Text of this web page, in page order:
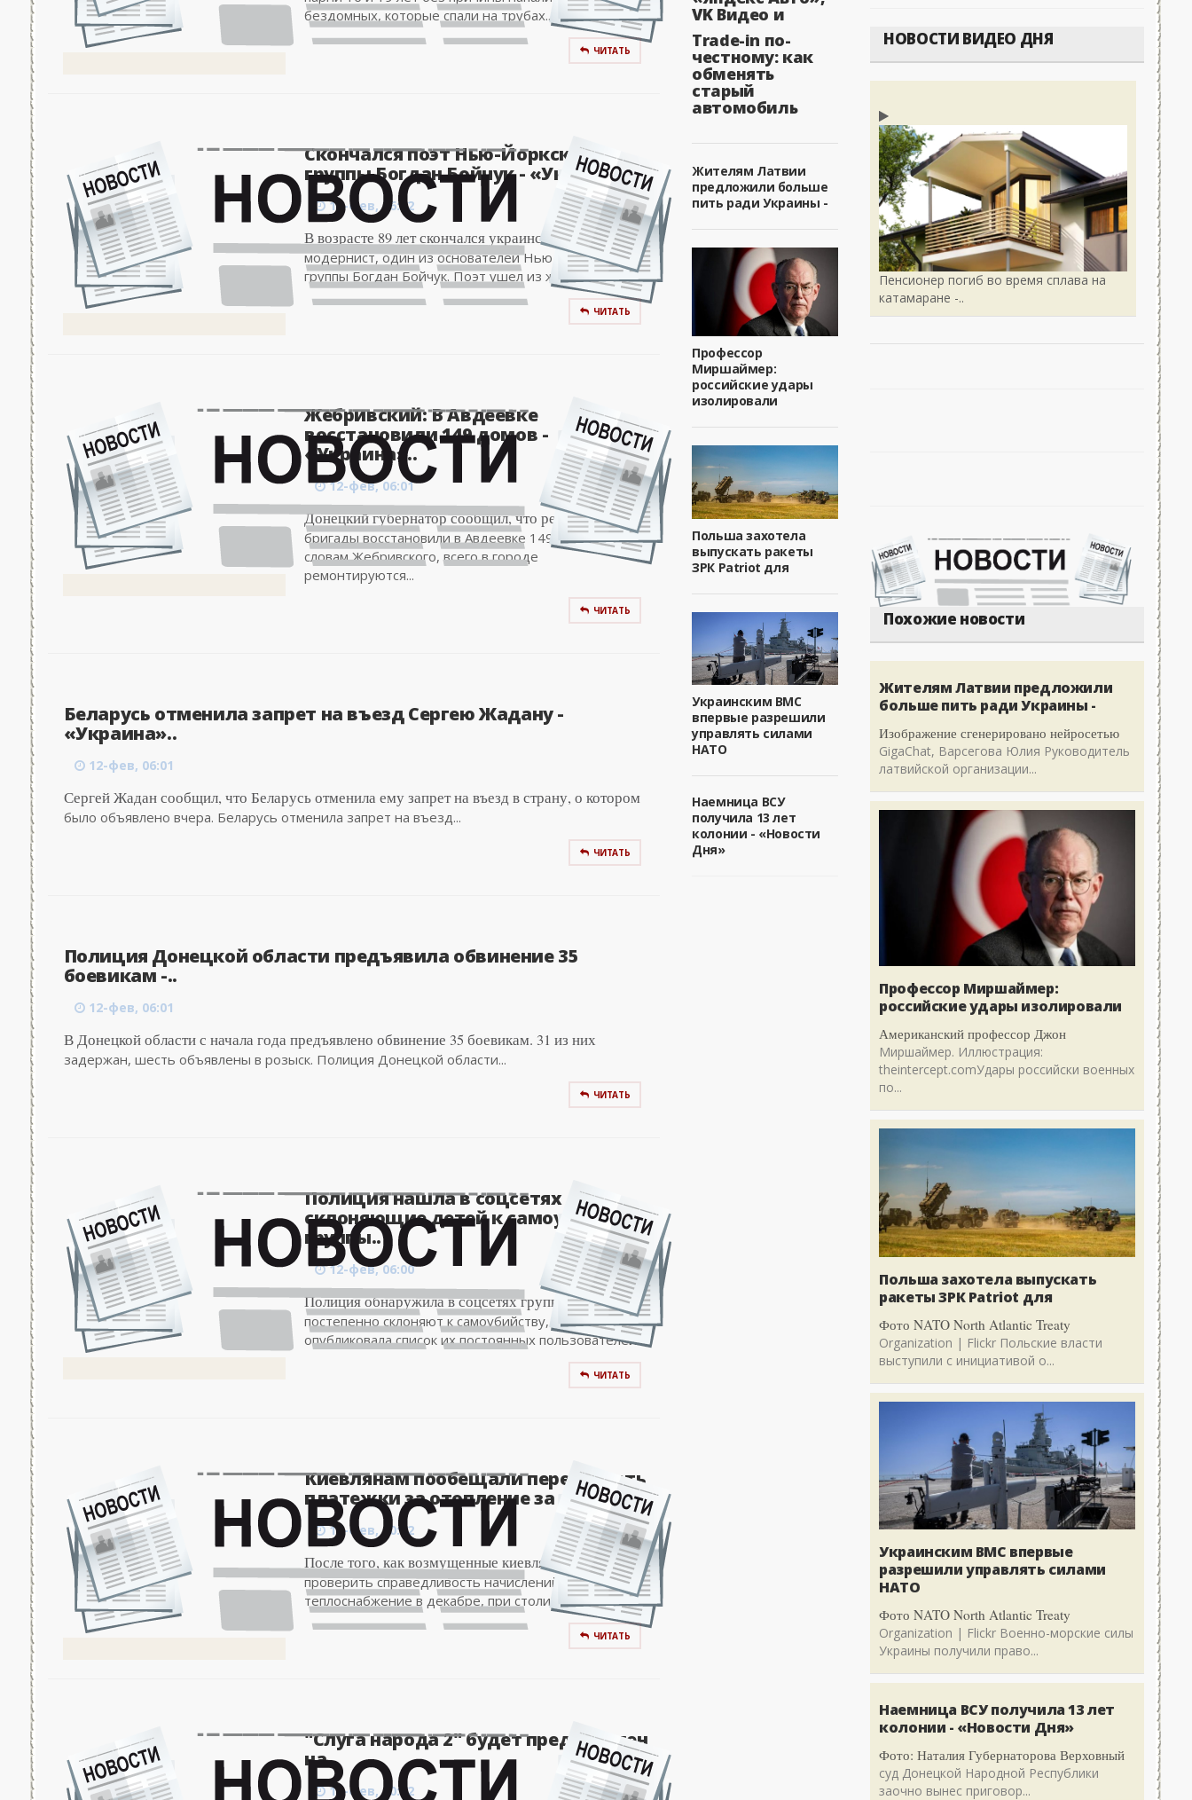
бездомных, которые спали на трубах...
ЧИТАТЬ
Скончался поэт Нью-Йоркской
группы Богдан Бойчук - «Украина»..
12-фев, 06:02
В возрасте 89 лет скончался украинский поэт-
модернист, один из основателей Нью-Йоркской
группы Богдан Бойчук. Поэт ушел из жизни 10...
ЧИТАТЬ
Жебривский: В Авдеевке
восстановили 149 домов -
«Украина»..
12-фев, 06:01
Донецкий губернатор сообщил, что ремонтные
бригады восстановили в Авдеевке 149 домов. По
словам Жебривского, всего в городе
ремонтируются...
ЧИТАТЬ
Беларусь отменила запрет на въезд Сергею Жадану -
«Украина»..
12-фев, 06:01
Сергей Жадан сообщил, что Беларусь отменила ему запрет на въезд в страну, о котором
было объявлено вчера. Беларусь отменила запрет на въезд...
ЧИТАТЬ
Полиция Донецкой области предъявила обвинение 35
боевикам -..
12-фев, 06:01
В Донецкой области с начала года предъявлено обвинение 35 боевикам. 31 из них
задержан, шесть объявлены в розыск. Полиция Донецкой области...
ЧИТАТЬ
Полиция нашла в соцсетях
склоняющие детей к самоубийству
группы..
12-фев, 06:00
Полиция обнаружила в соцсетях группы, где детей
постепенно склоняют к самоубийству, и
опубликовала список их постоянных пользователей....
ЧИТАТЬ
Киевлянам пообещали пересчитать
платежки за отопление за декабрь..
11-фев, 00:02
После того, как возмущенные киевляне потребовали
проверить справедливость начислений за
теплоснабжение в декабре, при столичной...
ЧИТАТЬ
"Слуга народа 2" будет представлен
на..
11-фев, 00:02
VK Видео и
Trade-in по-
честному: как
обменять
старый
автомобиль
Жителям Латвии
предложили больше
пить ради Украины -
Профессор
Миршаймер:
российские удары
изолировали
Польша захотела
выпускать ракеты
ЗРК Patriot для
Украинским ВМС
впервые разрешили
управлять силами
НАТО
Наемница ВСУ
получила 13 лет
колонии - «Новости
Дня»
НОВОСТИ ВИДЕО ДНЯ
Пенсионер погиб во время сплава на
катамаране -..
Похожие новости
Жителям Латвии предложили
больше пить ради Украины -
Изображение сгенерировано нейросетью
GigaChat, Варсегова Юлия Руководитель
латвийской организации...
Профессор Миршаймер:
российские удары изолировали
Американский профессор Джон
Миршаймер. Иллюстрация:
theintercept.comУдары российски военных
по...
Польша захотела выпускать
ракеты ЗРК Patriot для
Фото NATO North Atlantic Treaty
Organization | Flickr Польские власти
выступили с инициативой о...
Украинским ВМС впервые
разрешили управлять силами
НАТО
Фото NATO North Atlantic Treaty
Organization | Flickr Военно-морские силы
Украины получили право...
Наемница ВСУ получила 13 лет
колонии - «Новости Дня»
Фото: Наталия Губернаторова Верховный
суд Донецкой Народной Республики
заочно вынес приговор...